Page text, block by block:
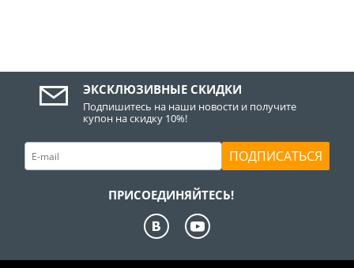
ЭКСКЛЮЗИВНЫЕ СКИДКИ
Подпишитесь на наши новости и получите
купон на скидку 10%!
ПОДПИСАТЬСЯ
ПРИСОЕДИНЯЙТЕСЬ!